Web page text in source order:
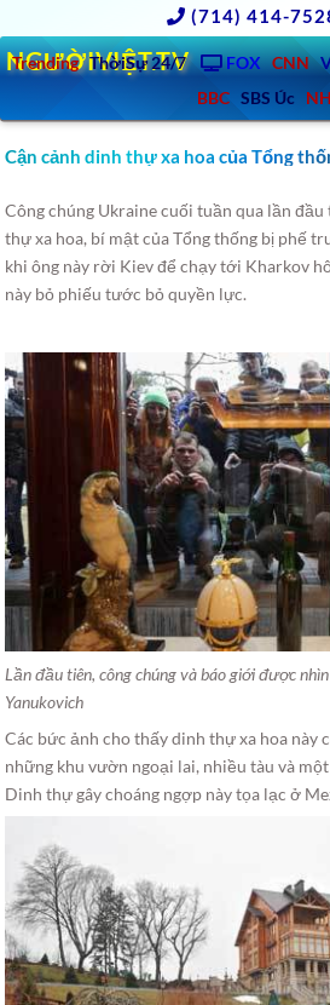
(714) 414-
Trending ThờiSự 24/7 FOX CNN
BBC SBS Úc
NGƯỜIVIỆT.TV
Cận cảnh dinh thự xa hoa của Tổng
Công chúng Ukraine cuối tuần qua lần
thự xa hoa, bí mật của Tổng thống bị phế
khi ông này rời Kiev để chạy tới Kharkov
này bỏ phiếu tước bỏ quyền lực.
Lần đầu tiên, công chúng và báo giới được
Yanukovich
Các bức ảnh cho thấy dinh thự xa hoa này
những khu vườn ngoại lai, nhiều tàu và một
Dinh thự gây choáng ngợp này tọa lạc ở